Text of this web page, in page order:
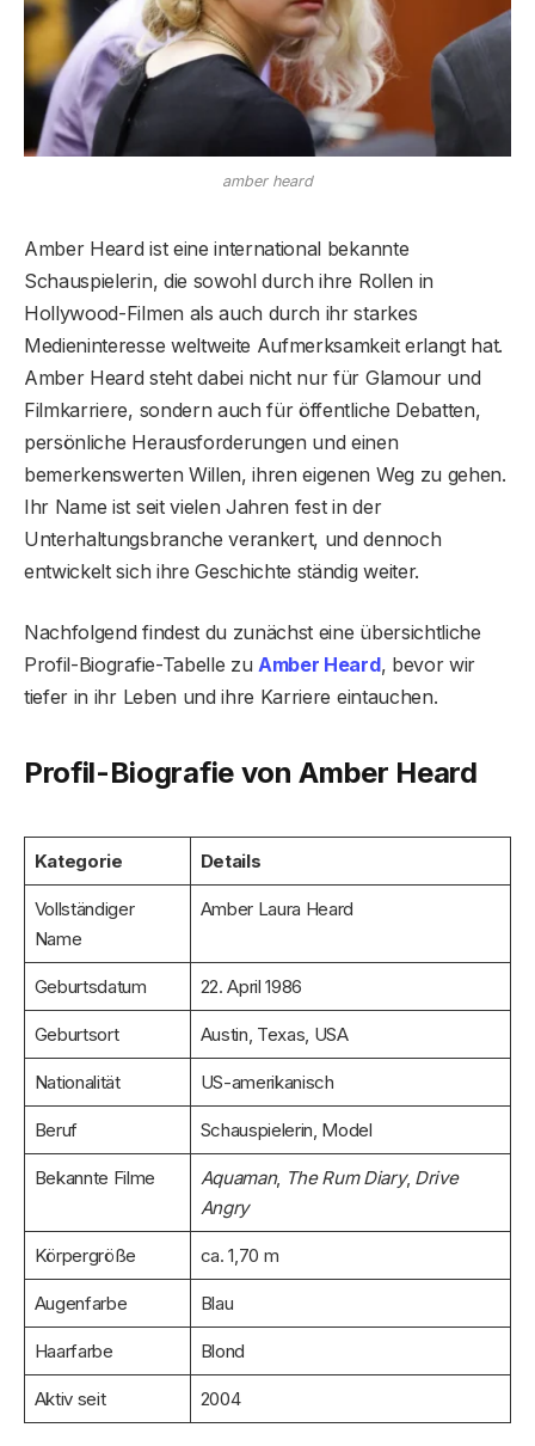
amber heard
Amber Heard ist eine international bekannte
Schauspielerin, die sowohl durch ihre Rollen in
Hollywood-Filmen als auch durch ihr starkes
Medieninteresse weltweite Aufmerksamkeit erlangt hat.
Amber Heard steht dabei nicht nur für Glamour und
Filmkarriere, sondern auch für öffentliche Debatten,
persönliche Herausforderungen und einen
bemerkenswerten Willen, ihren eigenen Weg zu gehen.
Ihr Name ist seit vielen Jahren fest in der
Unterhaltungsbranche verankert, und dennoch
entwickelt sich ihre Geschichte ständig weiter.
Nachfolgend findest du zunächst eine übersichtliche
Profil-Biografie-Tabelle zu Amber Heard, bevor wir
tiefer in ihr Leben und ihre Karriere eintauchen.
Profil-Biografie von Amber Heard
Kategorie Details
Vollständiger
Name
Amber Laura Heard
Geburtsdatum 22. April 1986
Geburtsort Austin, Texas, USA
Nationalität US-amerikanisch
Beruf Schauspielerin, Model
Bekannte Filme Aquaman, The Rum Diary, Drive
Angry
Körpergröße ca. 1,70 m
Augenfarbe Blau
Haarfarbe Blond
Aktiv seit 2004